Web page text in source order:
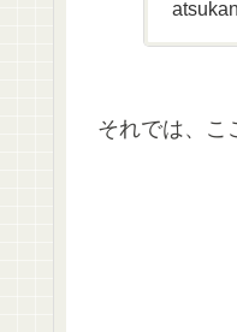
それでは、こ